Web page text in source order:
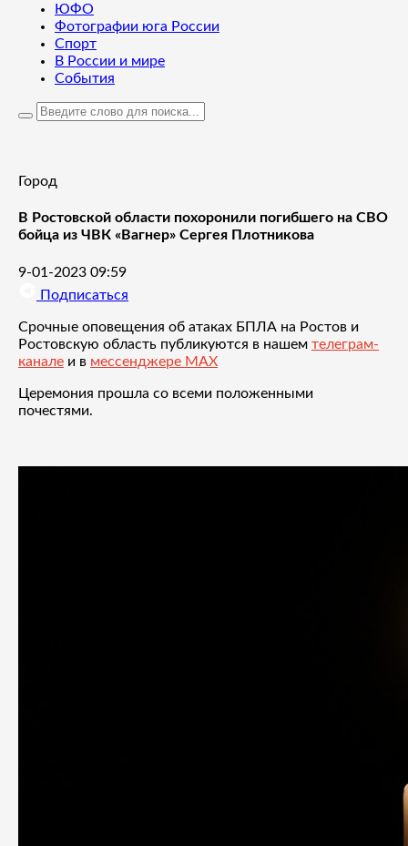
ЮФО
Фотографии юга России
Спорт
В России и мире
События
Город
В Ростовской области похоронили погибшего на СВО
бойца из ЧВК «Вагнер» Сергея Плотникова
9-01-2023 09:59
Подписаться
Срочные оповещения об атаках БПЛА на Ростов и
Ростовскую область публикуются в нашем телеграм-
канале и в мессенджере MAX
Церемония прошла со всеми положенными
почестями.